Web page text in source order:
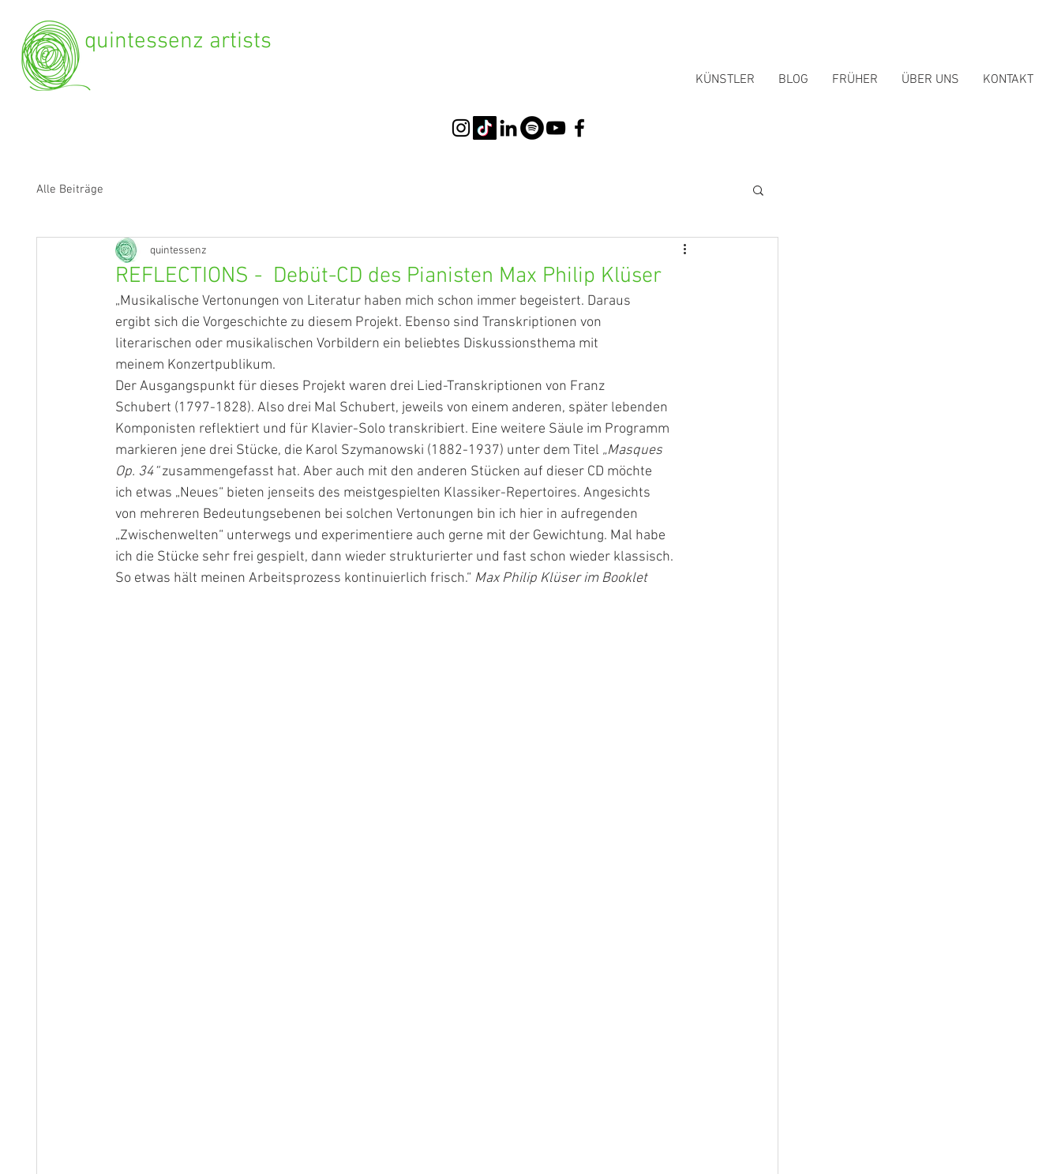
quintessenz artists
KÜNSTLER BLOG FRÜHER ÜBER UNS KONTAKT
Alle Beiträge
REFLECTIONS - Debüt-CD des Pianisten Max Philip Klüser
quintessenz
„Musikalische Vertonungen von Literatur haben mich schon immer begeistert. Daraus
ergibt sich die Vorgeschichte zu diesem Projekt. Ebenso sind Transkriptionen von
literarischen oder musikalischen Vorbildern ein beliebtes Diskussionsthema mit
meinem Konzertpublikum.
Der Ausgangspunkt für dieses Projekt waren drei Lied-Transkriptionen von Franz
Schubert (1797-1828). Also drei Mal Schubert, jeweils von einem anderen, später lebenden
Komponisten reflektiert und für Klavier-Solo transkribiert. Eine weitere Säule im Programm
markieren jene drei Stücke, die Karol Szymanowski (1882-1937) unter dem Titel „Masques
Op. 34“ zusammengefasst hat. Aber auch mit den anderen Stücken auf dieser CD möchte
ich etwas „Neues“ bieten jenseits des meistgespielten Klassiker-Repertoires. Angesichts
von mehreren Bedeutungsebenen bei solchen Vertonungen bin ich hier in aufregenden
„Zwischenwelten“ unterwegs und experimentiere auch gerne mit der Gewichtung. Mal habe
ich die Stücke sehr frei gespielt, dann wieder strukturierter und fast schon wieder klassisch.
So etwas hält meinen Arbeitsprozess kontinuierlich frisch.“ Max Philip Klüser im Booklet